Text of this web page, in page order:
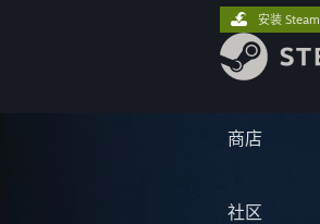
商店
社区
安装 Steam